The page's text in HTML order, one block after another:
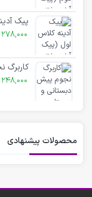
پیک
278,000
کاربرگ
248,000
محصولات پیشنهادی